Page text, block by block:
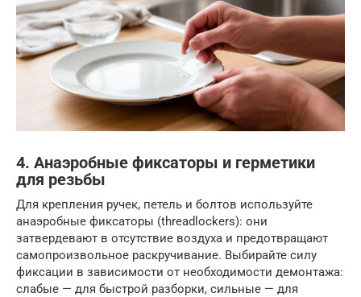
4. Анаэробные фиксаторы и герметики
для резьбы
Для крепления ручек, петель и болтов используйте
анаэробные фиксаторы (threadlockers): они
затвердевают в отсутствие воздуха и предотвращают
самопроизвольное раскручивание. Выбирайте силу
фиксации в зависимости от необходимости демонтажа:
слабые — для быстрой разборки, сильные — для